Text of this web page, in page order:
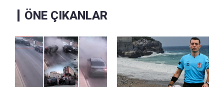
ÖNE ÇIKANLAR